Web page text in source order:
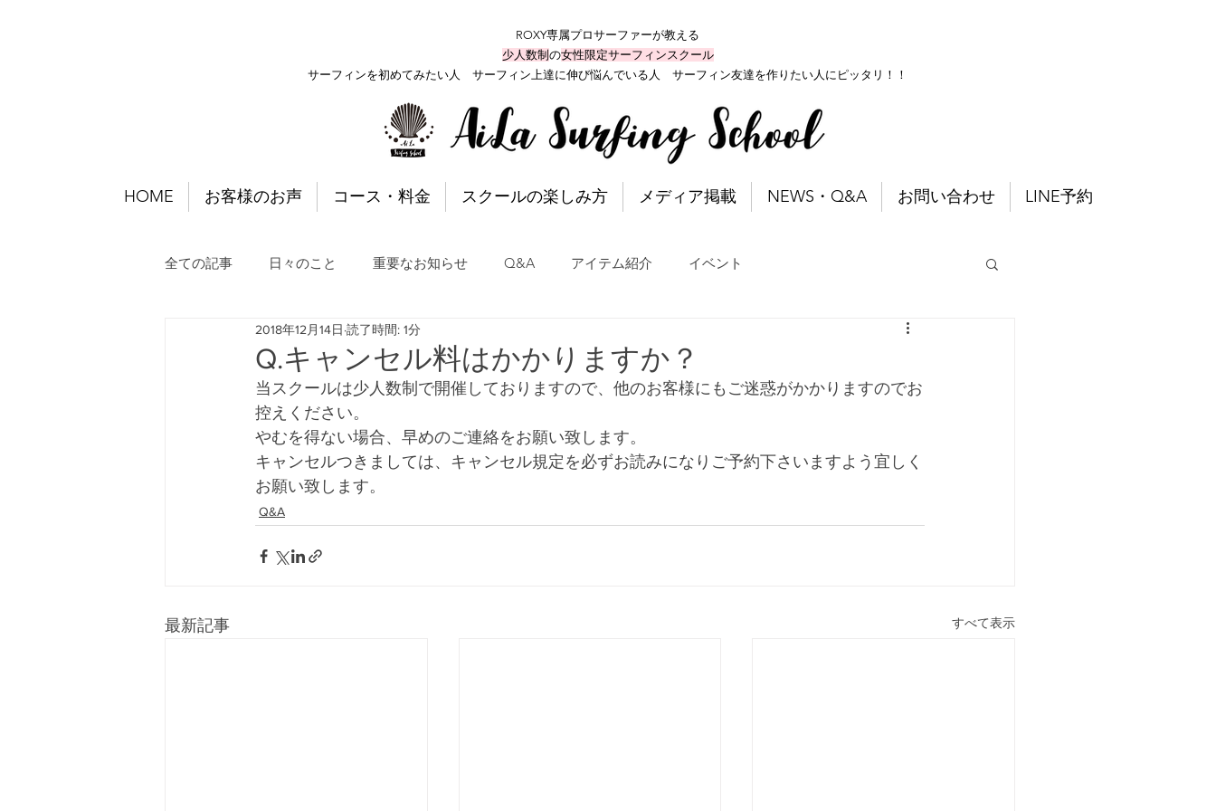
ROXY専属プロサーファーが教える
少人数制 の女性限定サーフィンスクール
サーフィンを初めてみたい人 サーフィン上達に伸び悩んでいる人 サーフィン友達を作りたい人にピッタリ！！
HOME お客様のお声 コース・料金 スクールの楽しみ方 メディア掲載 NEWS・Q&A お問い合わせ LINE予約
全ての記事 日々のこと 重要なお知らせ Q&A アイテム紹介 イベント
Q.キャンセル料はかかりますか？
2018年12月14日 読了時間: 1分
当スクールは少人数制で開催しておりますので、他のお客様にもご迷惑がかかりますのでお
控えください。
やむを得ない場合、早めのご連絡をお願い致します。
キャンセルつきましては、キャンセル規定を必ずお読みになりご予約下さいますよう宜しく
お願い致します。
Q&A
最新記事 すべて表示